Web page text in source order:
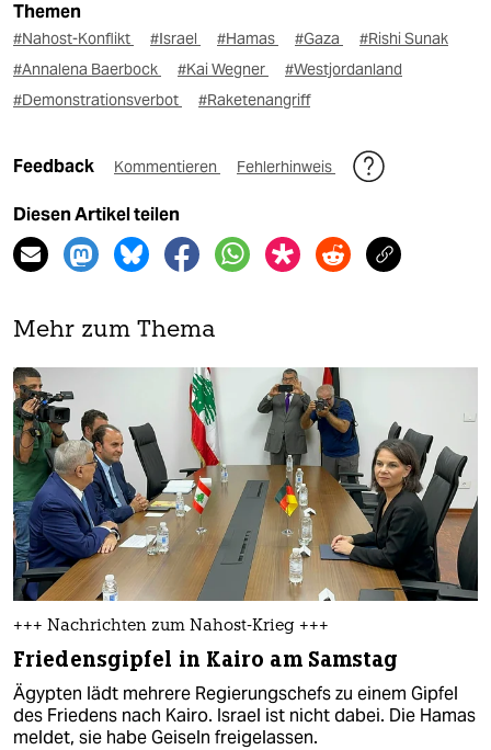
Themen
#Nahost-Konflikt #Israel #Hamas #Gaza
#Rishi Sunak
#Annalena Baerbock
#Kai Wegner
#Westjordanland
#Demonstrationsverbot
#Raketenangriff
Feedback Kommentieren Fehlerhinweis
Diesen Artikel teilen
Mehr zum Thema
+++ Nachrichten zum Nahost-Krieg +++
Friedensgipfel in Kairo am Samstag
Ägypten lädt mehrere Regierungschefs zu einem Gipfel
des Friedens nach Kairo. Israel ist nicht dabei. Die Hamas
meldet, sie habe Geiseln freigelassen.